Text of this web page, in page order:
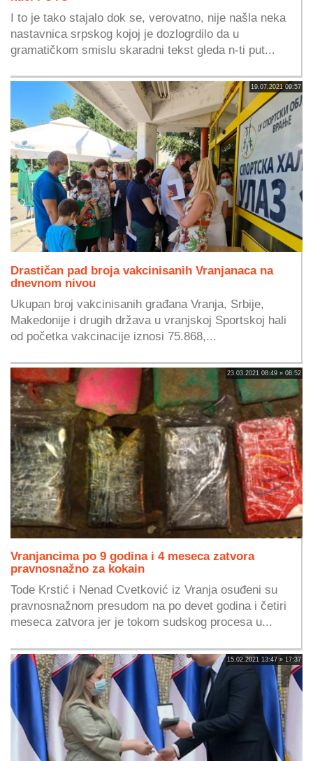
I to je tako stajalo dok se, verovatno, nije našla neka
nastavnica srpskog kojoj je dozlogrdilo da u
gramatičkom smislu skaradni tekst gleda n-ti put...
19.07.2021 09:57
Drastičan pad broja vakcinisanih Vranjanaca na
dnevnom nivou
Ukupan broj vakcinisanih građana Vranja, Srbije,
Makedonije i drugih država u vranjskoj Sportskoj hali
od početka vakcinacije iznosi 75.868,...
23.03.2021 08:49 » 08:52
Vranjancima po 9 godina i 4 meseca zatvora
pravnosnažno za kokain
Tode Krstić i Nenad Cvetković iz Vranja osuđeni su
pravnosnažnom presudom na po devet godina i četiri
meseca zatvora jer je tokom sudskog procesa u...
15.02.2021 13:47 » 17:37